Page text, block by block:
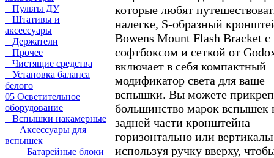
Пульты ДУ
Штативы и
аксессуары
Держатели
Прочее
Чистящие средства
Установка баланса
белого
05 Осветительное
оборудование
Вспышки накамерные
Аксессуары для
вспышек
Батарейные блоки
которые любят
налегке, S-образный
Bowens Mount Flash Bracket с
софтбоксом и сеткой от
включает в себя компактный
модификатор света для ваше
вспышки. Вы можете
большинство марок вспышек
задней части кронштейна
горизонтально или
используя ручку вверху,